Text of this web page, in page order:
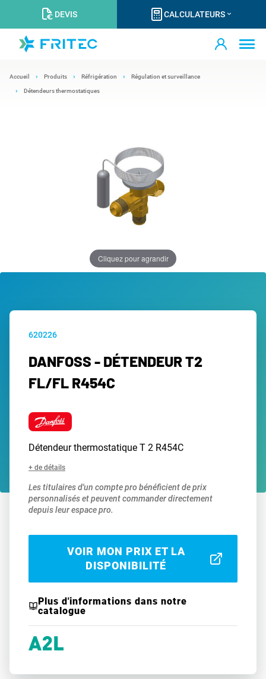
DEVIS CALCULATEURS
Accueil Produits Réfrigération Régulation et surveillance
Détendeurs thermostatiques
Cliquez pour agrandir
620226
DANFOSS - DÉTENDEUR T2
FL/FL R454C
Détendeur thermostatique T 2 R454C
+ de détails
Les titulaires d'un compte pro bénéficient de prix
personnalisés et peuvent commander directement
depuis leur espace pro.
VOIR MON PRIX ET LA
DISPONIBILITÉ
Plus d'informations dans notre
catalogue